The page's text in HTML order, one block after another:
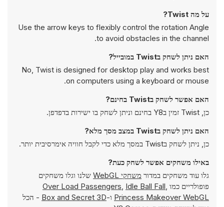
על מה Twist?
Use the arrow keys to flexibly control the rotation Angle
to avoid obstacles in the channel.
האם ניתן לשחק בTwist במובייל?
No, Twist is designed for desktop play and works best
on computers using a keyboard or mouse.
האם אפשר לשחק בTwist בחינם?
כן, Twist זמין בY8 בחינם וניתן לשחק בו ישירות בדפדפן.
האם ניתן לשחק בTwist במצב מסך מלא?
כן, ניתן לשחק בTwist במסך מלא כדי לקבל חוויה אימרסיבית יותר.
באילו משחקים אפשר לשחק כעת?
גלו עוד משחקים במדור משחקי WebGL
שלנו וגלו משחקים
פופולריים כמו
Over Load Passengers, Idle Ball Fall,
Princess Makeover WebGL ו-Box and Secret 3D - הכל